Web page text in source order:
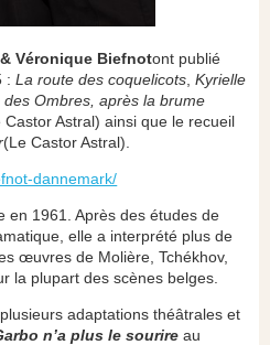
Véronique Biefnotont publié
:La route des coquelicots ,Kyrielle
des Ombres, après la brume
Castor Astral) ainsi que le recueil
(Le Castor Astral).
dannemark/
en 1961. Après des études de
elle a interprété plus de
œuvres de Molière, Tchékhov,
la plupart des scènes belges.
adaptations théâtrales et
n’a plus le sourire au